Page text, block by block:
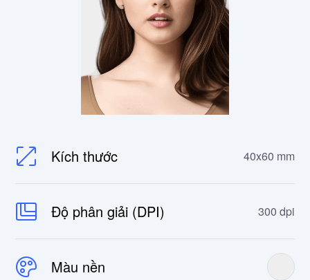
Kích thước 40x60 mm
Độ phân giải (DPI) 300 dpi
Màu nền